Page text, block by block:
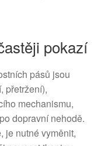
pokazí
pásů jsou
přetržení),
mechanismu,
dopravní nehodě.
je nutné vyměnit,